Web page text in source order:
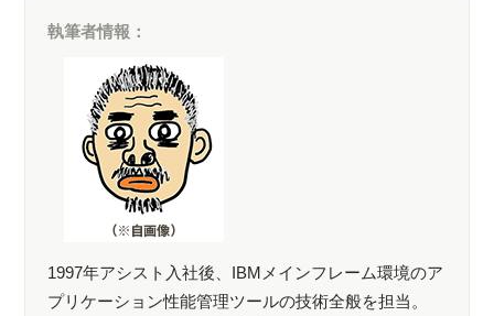
執筆者情報：
1997年アシスト入社後、IBMメインフレーム環境のア
プリケーション性能管理ツールの技術全般を担当。